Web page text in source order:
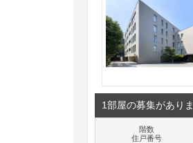
1部屋の募集があり
階数
住戸番号